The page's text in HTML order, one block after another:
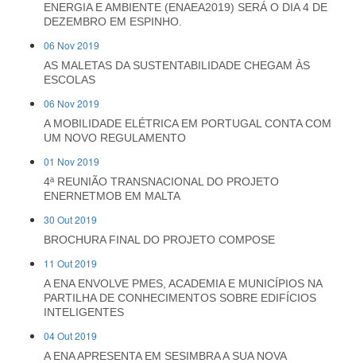
ENERGIA E AMBIENTE (ENAEA2019) SERÁ O DIA 4 DE
DEZEMBRO EM ESPINHO.
06 Nov 2019
AS MALETAS DA SUSTENTABILIDADE CHEGAM ÀS
ESCOLAS
06 Nov 2019
A MOBILIDADE ELÉTRICA EM PORTUGAL CONTA COM
UM NOVO REGULAMENTO
01 Nov 2019
4ª REUNIÃO TRANSNACIONAL DO PROJETO
ENERNETMOB EM MALTA
30 Out 2019
BROCHURA FINAL DO PROJETO COMPOSE
11 Out 2019
A ENA ENVOLVE PMES, ACADEMIA E MUNICÍPIOS NA
PARTILHA DE CONHECIMENTOS SOBRE EDIFÍCIOS
INTELIGENTES
04 Out 2019
A ENA APRESENTA EM SESIMBRA A SUA NOVA